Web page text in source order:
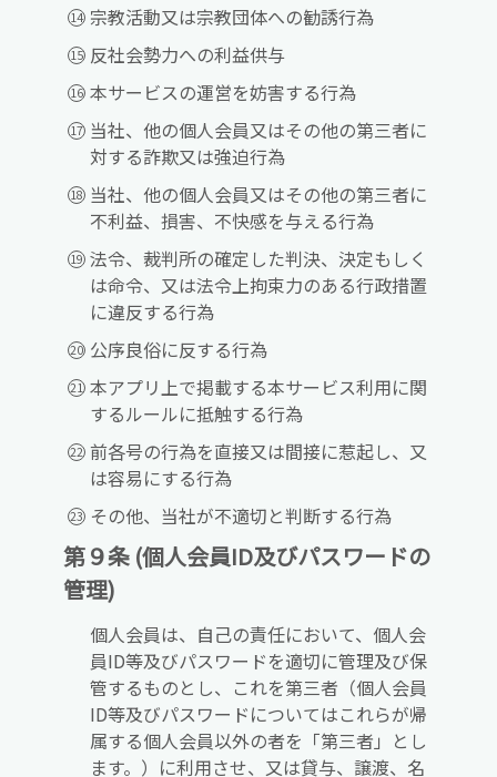
宗教活動又は宗教団体への勧誘行為
反社会勢力への利益供与
本サービスの運営を妨害する行為
当社、他の個人会員又はその他の第三者に
対する詐欺又は強迫行為
当社、他の個人会員又はその他の第三者に
不利益、損害、不快感を与える行為
法令、裁判所の確定した判決、決定もしく
は命令、又は法令上拘束力のある行政措置
に違反する行為
公序良俗に反する行為
本アプリ上で掲載する本サービス利用に関
するルールに抵触する行為
前各号の行為を直接又は間接に惹起し、又
は容易にする行為
その他、当社が不適切と判断する行為
第９条 (個人会員ID及びパスワードの
管理)
個人会員は、自己の責任において、個人会
員ID等及びパスワードを適切に管理及び保
管するものとし、これを第三者（個人会員
ID等及びパスワードについてはこれらが帰
属する個人会員以外の者を「第三者」とし
ます。）に利用させ、又は貸与、譲渡、名